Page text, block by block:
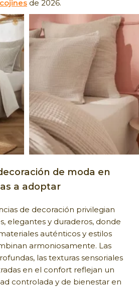
cojines de 2026.
de moda en
a adoptar
de decoración privilegian
elegantes y duraderos, donde
auténticos y estilos
armoniosamente. Las
las texturas sensoriales
en el confort reflejan un
controlada y de bienestar en